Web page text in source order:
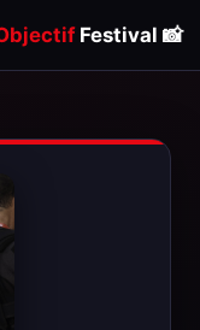
📸
Festival